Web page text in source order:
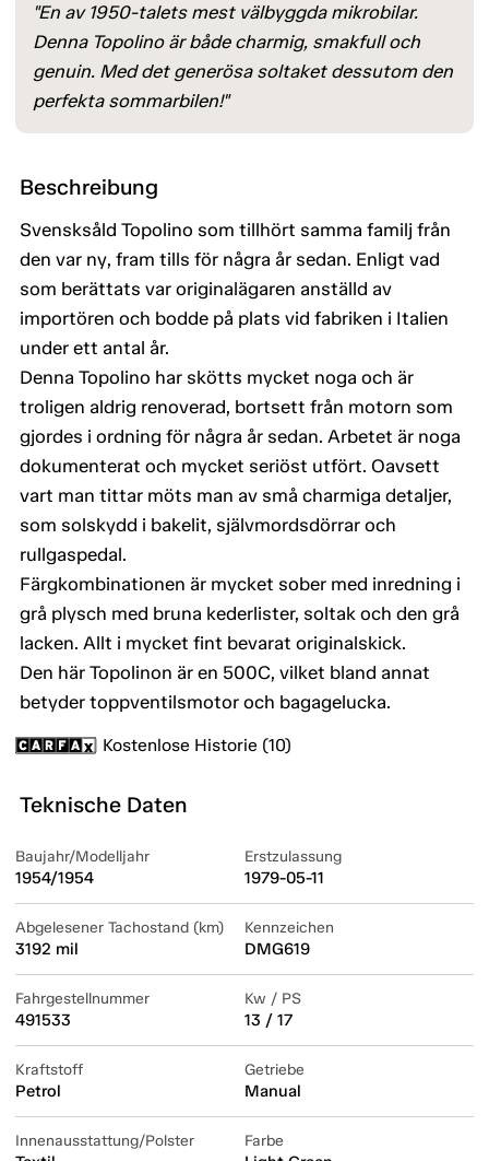
"En av 1950-talets mest välbyggda mikrobilar.
Denna Topolino är både charmig, smakfull och
genuin. Med det generösa soltaket dessutom den
perfekta sommarbilen!"
Beschreibung
Svensksåld Topolino som tillhört samma familj från
den var ny, fram tills för några år sedan. Enligt vad
som berättats var originalägaren anställd av
importören och bodde på plats vid fabriken i Italien
under ett antal år.
Denna Topolino har skötts mycket noga och är
troligen aldrig renoverad, bortsett från motorn som
gjordes i ordning för några år sedan. Arbetet är noga
dokumenterat och mycket seriöst utfört. Oavsett
vart man tittar möts man av små charmiga detaljer,
som solskydd i bakelit, självmordsdörrar och
rullgaspedal.
Färgkombinationen är mycket sober med inredning i
grå plysch med bruna kederlister, soltak och den grå
lacken. Allt i mycket fint bevarat originalskick.
Den här Topolinon är en 500C, vilket bland annat
betyder toppventilsmotor och bagagelucka.
Kostenlose Historie (10)
Teknische Daten
Baujahr/Modelljahr
1954/1954
Erstzulassung
1979-05-11
Abgelesener Tachostand (km)
3192 mil
Kennzeichen
DMG619
Fahrgestellnummer
491533
Kw / PS
13 / 17
Kraftstoff
Petrol
Getriebe
Manual
Innenausstattung/Polster Farbe